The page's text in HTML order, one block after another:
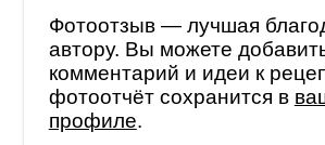
Фотоотзыв — лучшая
автору. Вы можете
комментарий и идеи к
фотоотчёт сохранится в
профиле.